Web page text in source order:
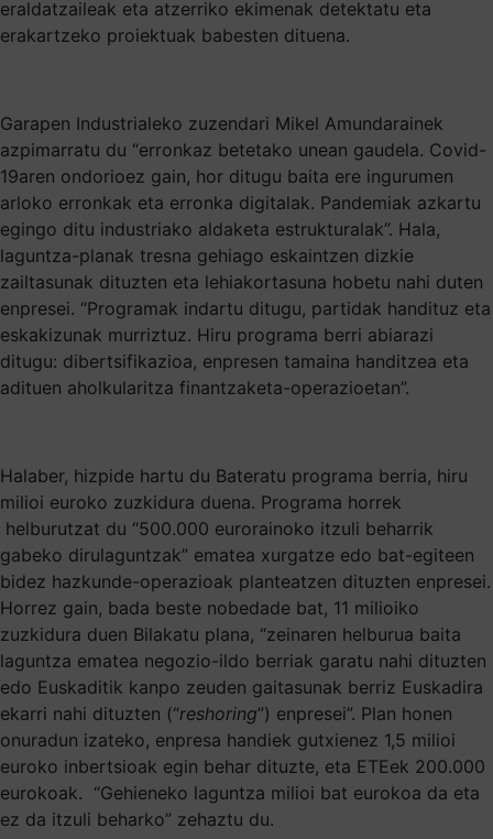
eraldatzaileak eta atzerriko ekimenak detektatu eta
erakartzeko proiektuak babesten dituena.
Garapen Industrialeko zuzendari Mikel Amundarainek
azpimarratu du “erronkaz betetako unean gaudela. Covid-
19aren ondorioez gain, hor ditugu baita ere ingurumen
arloko erronkak eta erronka digitalak. Pandemiak azkartu
egingo ditu industriako aldaketa estrukturalak”. Hala,
laguntza-planak tresna gehiago eskaintzen dizkie
zailtasunak dituzten eta lehiakortasuna hobetu nahi duten
enpresei. “Programak indartu ditugu, partidak handituz eta
eskakizunak murriztuz. Hiru programa berri abiarazi
ditugu: dibertsifikazioa, enpresen tamaina handitzea eta
adituen aholkularitza finantzaketa-operazioetan”.
Halaber, hizpide hartu du Bateratu programa berria, hiru
milioi euroko zuzkidura duena. Programa horrek
helburutzat du “500.000 eurorainoko itzuli beharrik
gabeko dirulaguntzak” ematea xurgatze edo bat-egiteen
bidez hazkunde-operazioak planteatzen dituzten enpresei.
Horrez gain, bada beste nobedade bat, 11 milioiko
zuzkidura duen Bilakatu plana, “zeinaren helburua baita
laguntza ematea negozio-ildo berriak garatu nahi dituzten
edo Euskaditik kanpo zeuden gaitasunak berriz Euskadira
ekarri nahi dituzten (“reshoring”) enpresei”. Plan honen
onuradun izateko, enpresa handiek gutxienez 1,5 milioi
euroko inbertsioak egin behar dituzte, eta ETEek 200.000
eurokoak. “Gehieneko laguntza milioi bat eurokoa da eta
ez da itzuli beharko” zehaztu du.